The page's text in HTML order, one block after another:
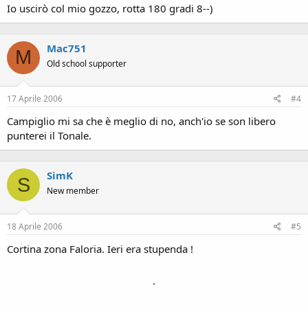
Io uscirò col mio gozzo, rotta 180 gradi 8--)
M Mac751
Old school supporter
17 Aprile 2006 #4
Campiglio mi sa che è meglio di no, anch'io se son libero
punterei il Tonale.
S SimK
New member
18 Aprile 2006 #5
Cortina zona Faloria. Ieri era stupenda !
.